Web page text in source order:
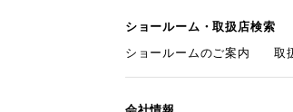
ショールーム・取扱店検索
ショールームのご案内
取